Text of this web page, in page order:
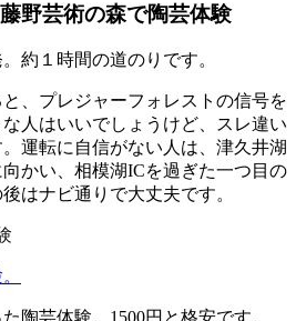
野芸術の森で陶芸体験
約１時間の道のりです。
、プレジャーフォレストの信号を
人はいいでしょうけど、スレ違い
運転に自信がない人は、津久井湖
かい、相模湖ICを過ぎた一つ目の
はナビ通りで大丈夫です。